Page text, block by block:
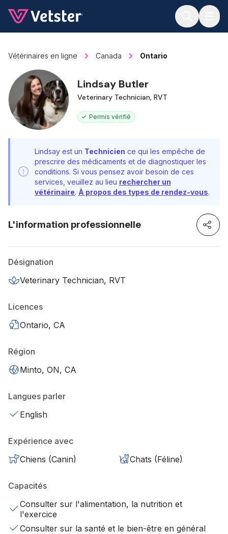
Vétérinaires en ligne Canada Ontario
Lindsay Butler
Veterinary Technician, RVT
Permis vérifié
Lindsay est un Technicien ce qui les empêche de
prescrire des médicaments et de diagnostiquer les
conditions. Si vous pensez avoir besoin de ces
services, veuillez au lieu rechercher un
vétérinaire. À propos des types de rendez-vous.
L'information professionnelle
Désignation
Veterinary Technician, RVT
Licences
Ontario, CA
Région
Minto, ON, CA
Langues parler
English
Expérience avec
Chiens (Canin)
Chats (Féline)
Capacités
Consulter sur l'alimentation, la nutrition et
l'exercice
Consulter sur la santé et le bien-être en général